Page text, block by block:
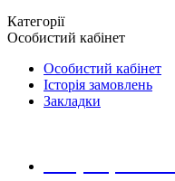
Категорії
Особистий кабінет
Особистий кабінет
Історія замовлень
Закладки